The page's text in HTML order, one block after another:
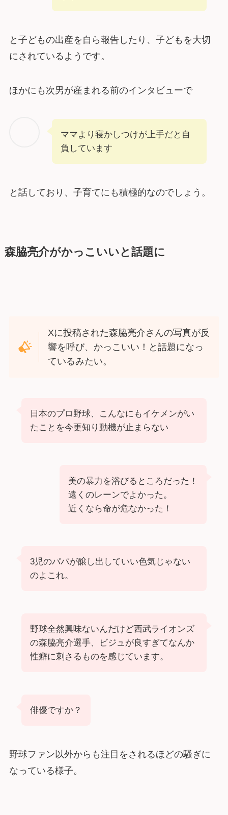
と子どもの出産を自ら報告したり、子どもを大切
にされているようです。
ほかにも次男が産まれる前のインタビューで
ママより寝かしつけが上手だと自
負しています
と話しており、子育てにも積極的なのでしょう。
森脇亮介がかっこいいと話題に
Xに投稿された森脇亮介さんの写真が反
響を呼び、かっこいい！と話題になっ
ているみたい。
日本のプロ野球、こんなにもイケメンがい
たことを今更知り動機が止まらない
美の暴力を浴びるところだった！
遠くのレーンでよかった。
近くなら命が危なかった！
3児のパパが醸し出していい色気じゃない
のよこれ。
野球全然興味ないんだけど西武ライオンズ
の森脇亮介選手、ビジュが良すぎてなんか
性癖に刺さるものを感じています。
俳優ですか？
野球ファン以外からも注目をされるほどの騒ぎに
なっている様子。